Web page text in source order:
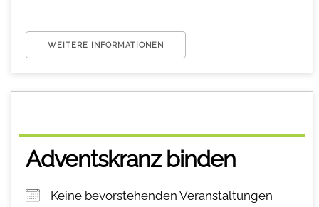
WEITERE INFORMATIONEN
Adventskranz binden
Keine bevorstehenden Veranstaltungen